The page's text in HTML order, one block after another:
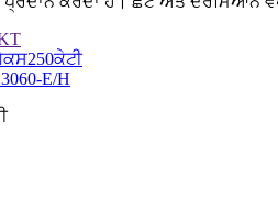
E/H